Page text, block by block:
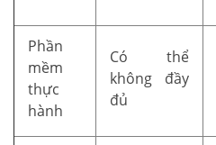
Phần
mềm
thực
hành
Có thể
không đầy
đủ